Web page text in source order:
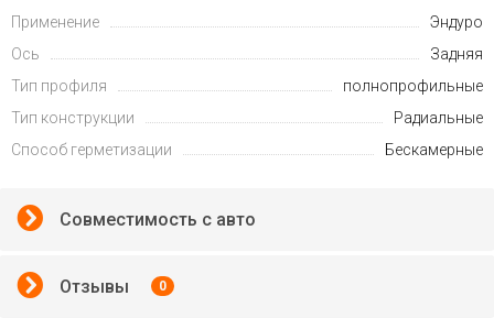
Применение
Эндуро
Ось
Задняя
Тип профиля
полнопрофильные
Тип конструкции
Радиальные
Способ герметизации
Бескамерные
Совместимость с авто
Отзывы 0